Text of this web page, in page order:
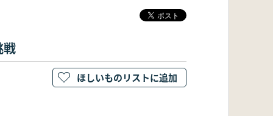
戦
ほしいものリストに追加